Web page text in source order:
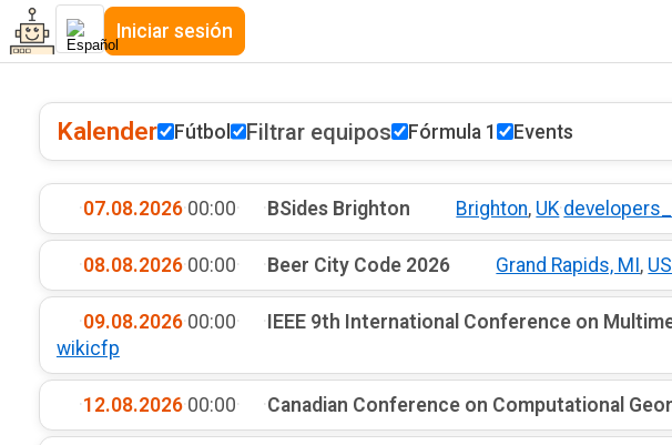
Iniciar sesión
Kalender Fútbol Filtrar equipos Fórmula 1 Events
·07.08.2026·00:00· · BSides Brighton Brighton, UK·
·08.08.2026·00:00· · Beer City Code 2026 Grand Rapids, MI ,
·09.08.2026·00:00· · IEEE 9th International Conference on
wikicfp
·12.08.2026·00:00· ·Canadian Conference on Computational